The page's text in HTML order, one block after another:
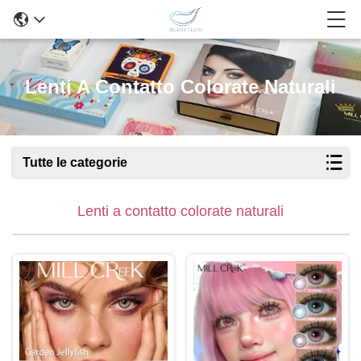
Lenti A Contatto Colorate Naturali
Tutte le categorie
Lenti a contatto colorate naturali